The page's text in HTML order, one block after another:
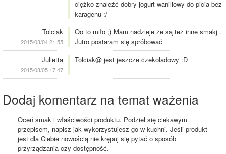
ciężko znaleźć dobry jogurt waniliowy do picia bez
karagenu :/
Tolciak
2015/03/04 21:55
Oo to miło ;) Mam nadzieje że są też inne smakj .
Jutro postaram się spróbować
Julietta
2015/03/05 17:47
Tolciak@ jest jeszcze czekoladowy :D
Dodaj komentarz na temat ważenia
Oceń smak i właściwości produktu. Podziel się ciekawym
przepisem, napisz jak wykorzystujesz go w kuchni. Jeśli produkt
jest dla Ciebie nowością nie krępuj się pytać o sposób
przyrządzania czy dostępność.